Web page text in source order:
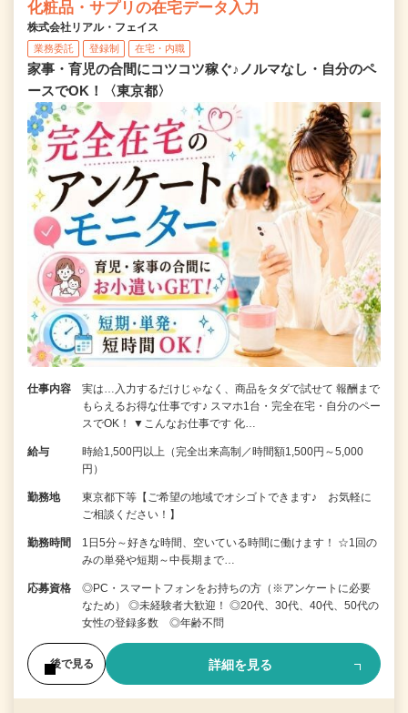
化粧品・サプリの在宅データ入力
株式会社リアル・フェイス
業務委託 登録制 在宅・内職
家事・育児の合間にコツコツ稼ぐ♪ノルマなし・自分のペ
ースでOK！〈東京都〉
仕事内容
実は…入力するだけじゃなく、商品をタダで試せて 報酬まで
もらえるお得な仕事です♪ スマホ1台・完全在宅・自分のペー
スでOK！ ▼こんなお仕事です 化…
給与
時給1,500円以上（完全出来高制／時間額1,500円～5,000
円）
勤務地
東京都下等【ご希望の地域でオシゴトできます♪ お気軽に
ご相談ください！】
勤務時間
1日5分～好きな時間、空いている時間に働けます！ ☆1回の
みの単発や短期～中長期まで…
応募資格
◎PC・スマートフォンをお持ちの方（※アンケートに必要
なため） ◎未経験者大歓迎！ ◎20代、30代、40代、50代の
女性の登録多数 ◎年齢不問
後で見る 詳細を見る